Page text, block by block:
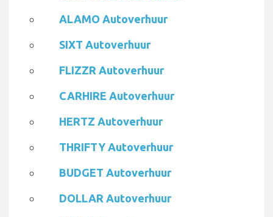
ALAMO Autoverhuur
SIXT Autoverhuur
FLIZZR Autoverhuur
CARHIRE Autoverhuur
HERTZ Autoverhuur
THRIFTY Autoverhuur
BUDGET Autoverhuur
DOLLAR Autoverhuur